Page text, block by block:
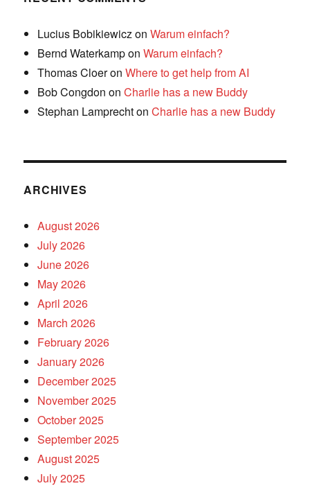
Lucius Bobikiewicz onWarum einfach?
Bernd WaterkamponWarum einfach?
Thomas CloeronWhere to get help from AI
Bob Congdon onCharlie has a new Buddy
Stephan LamprechtonCharlie has a new Buddy
ARCHIVES
August 2026
July 2026
June 2026
May 2026
April 2026
March 2026
February 2026
January 2026
December 2025
November 2025
October 2025
September 2025
August 2025
July 2025